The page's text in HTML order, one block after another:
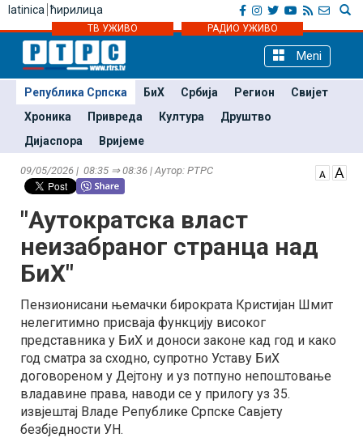
latinica ћирилица
ТВ УЖИВО РАДИО УЖИВО
Meni
Република Српска БиХ Србија Регион
Свијет
Хроника
Привреда Култура
Друштво
Дијаспора
Вријеме
09/05/2026 | 08:35 ⇒ 08:36 | Аутор: РТРС
"Аутократска власт
неизабраног странца над
БиХ"
Пензионисани њемачки бирократа Кристијан Шмит
нелегитимно присваја функцију високог
представника у БиХ и доноси законе кад год и како
год сматра за сходно, супротно Уставу БиХ
договореном у Дејтону и уз потпуно непоштовање
владавине права, наводи се у прилогу уз 35.
извјештај Владе Републике Српске Савјету
безбједности УН.